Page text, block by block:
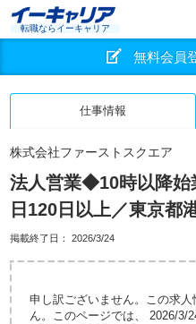
転職ならイーキャリア
無料会員
仕事情報
株式会社ファーストスクエア
法人営業◆10時以降始
日120日以上／東京都
掲載終了日： 2026/3/24
申し訳ございません。この求
ん。このページでは、 2026/3/